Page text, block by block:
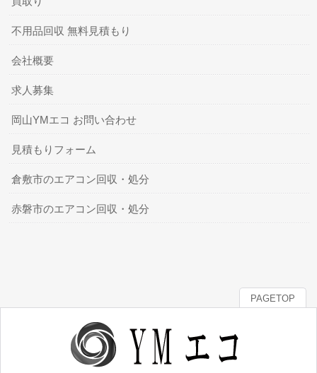
不用品回収 無料見積もり
会社概要
求人募集
岡山YMエコ お問い合わせ
見積もりフォーム
倉敷市のエアコン回収・処分
赤磐市のエアコン回収・処分
PAGETOP